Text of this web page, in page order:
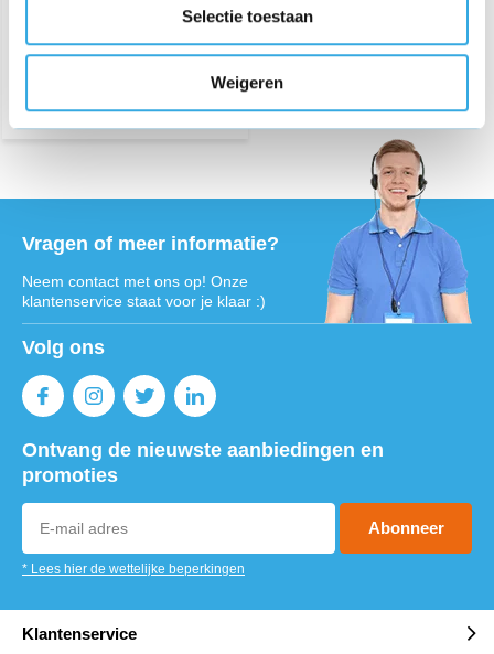
Selectie toestaan
Weigeren
Morgen in huis
Vragen of meer informatie?
Neem contact met ons op! Onze
klantenservice staat voor je klaar :)
Volg ons
Ontvang de nieuwste aanbiedingen en
promoties
Abonneer
* Lees hier de wettelijke beperkingen
Klantenservice